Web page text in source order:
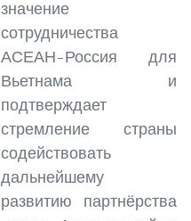
значение
сотрудничества
АСЕАН–Россия для
Вьетнама и
подтверждает
стремление страны
содействовать
дальнейшему
развитию партнёрства